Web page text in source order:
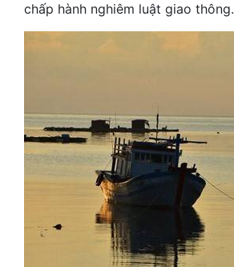
chấp hành nghiêm luật giao thông.